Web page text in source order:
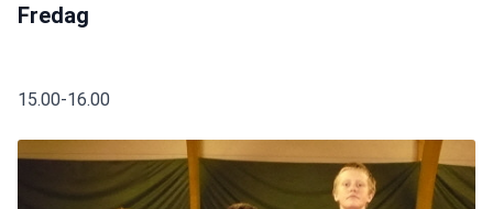
Fredag
15.00-16.00